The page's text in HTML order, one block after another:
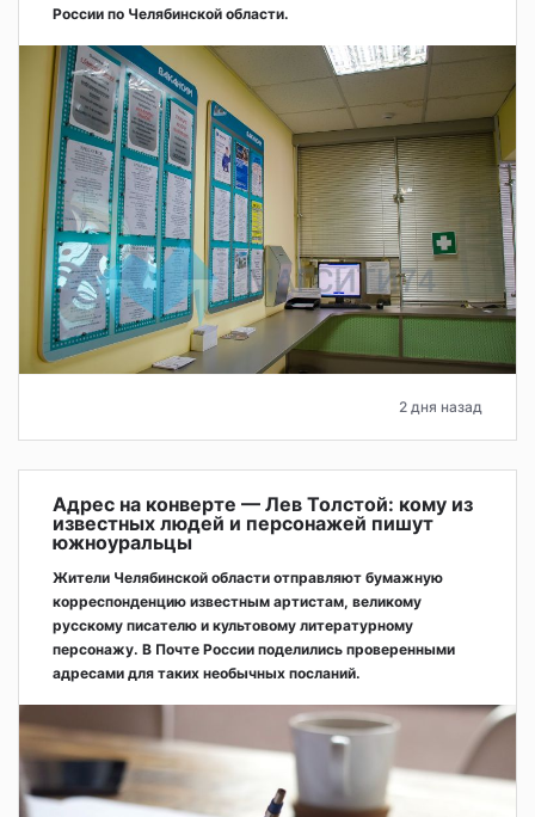
России по Челябинской области.
2 дня назад
Адрес на конверте — Лев Толстой: кому из
известных людей и персонажей пишут
южноуральцы
Жители Челябинской области отправляют бумажную
корреспонденцию известным артистам, великому
русскому писателю и культовому литературному
персонажу. В Почте России поделились проверенными
адресами для таких необычных посланий.